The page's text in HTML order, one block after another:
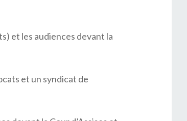
et les audiences devant la
et un syndicat de